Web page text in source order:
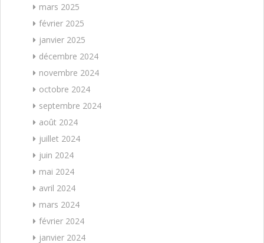
mars 2025
février 2025
janvier 2025
décembre 2024
novembre 2024
octobre 2024
septembre 2024
août 2024
juillet 2024
juin 2024
mai 2024
avril 2024
mars 2024
février 2024
janvier 2024